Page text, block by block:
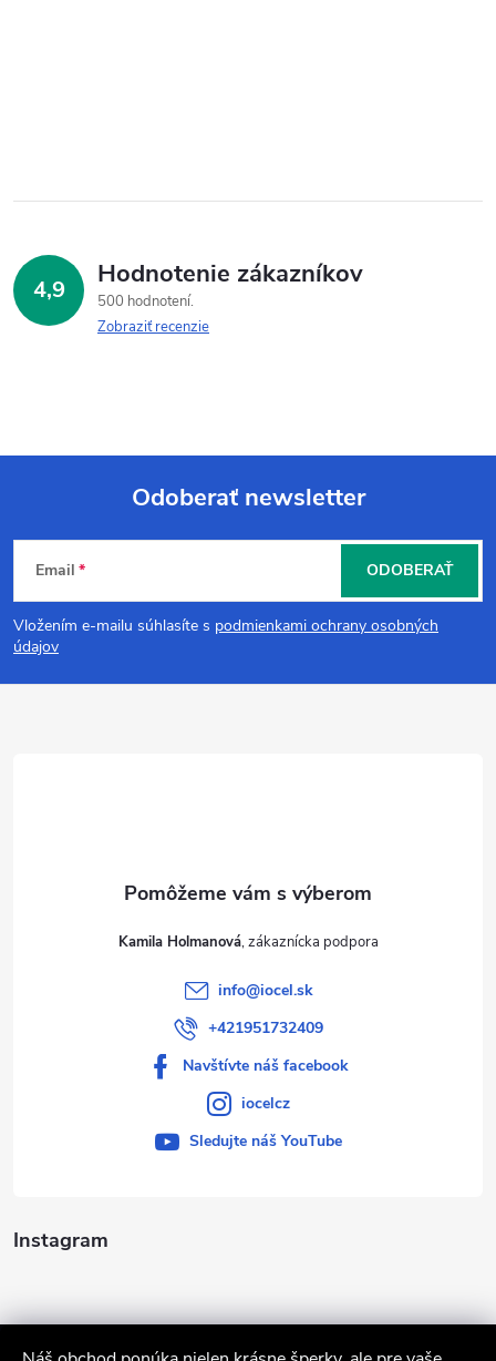
4,9 Hodnotenie zákazníkov
500 hodnotení
Zobraziť recenzie
Z
á
p
Odoberať newsletter
Email
Vložením e-mailu súhlasíte s podmienkami ochrany osobných
údajov
ODOBERAŤ
Instagram
Kamila Holmanová
info@iocel.sk
+421951732409
Navštívte náš facebook
iocelcz
Sledujte náš YouTube